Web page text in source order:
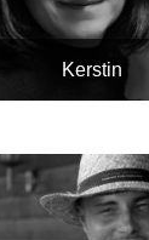
Kerstin